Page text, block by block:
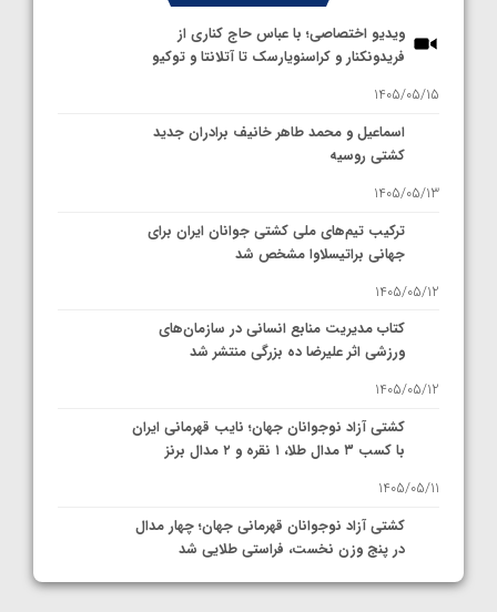
ویدیو اختصاصی؛ با عباس حاج کناری از
فریدونکنار و کراسنویارسک تا آتلانتا و توکیو
1405/05/15
اسماعیل و محمد طاهر خانیف برادران جدید
کشتی روسیه
1405/05/13
ترکیب تیم‌های ملی کشتی جوانان ایران برای
جهانی براتیسلاوا مشخص شد
1405/05/12
کتاب مدیریت منابع انسانی در سازمان‌های
ورزشی اثر علیرضا ده بزرگی منتشر شد
1405/05/12
کشتی آزاد نوجوانان جهان؛ نایب قهرمانی ایران
با کسب ۳ مدال طلا، ۱ نقره و ۲ مدال برنز
1405/05/11
کشتی آزاد نوجوانان قهرمانی جهان؛ چهار مدال
در پنج وزن نخست، فراستی طلایی شد
1405/05/11